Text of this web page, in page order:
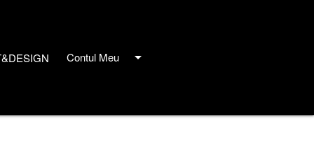
Contul Meu arrow_drop_down